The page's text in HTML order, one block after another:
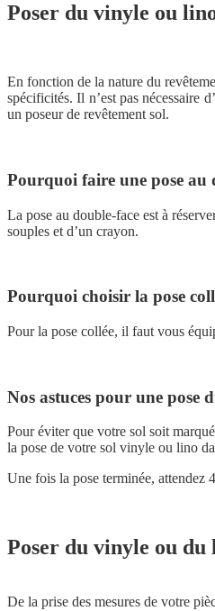
Poser du vinyle ou
En fonction de la nature du
spécificités. Il n’est pas nécessaire
un poseur de revêtement sol.
Pourquoi faire une pose au
La pose au double-face est à
souples et d’un crayon.
Pourquoi choisir la pose
Pour la pose collée, il faut vous
Nos astuces pour une pose
Pour éviter que votre sol soit
la pose de votre sol vinyle ou lino
Une fois la pose terminée, attendez
Poser du vinyle ou du
De la prise des mesures de votre